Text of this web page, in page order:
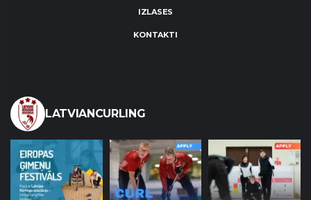
IZLASES
KONTAKTI
LATVIANCURLING